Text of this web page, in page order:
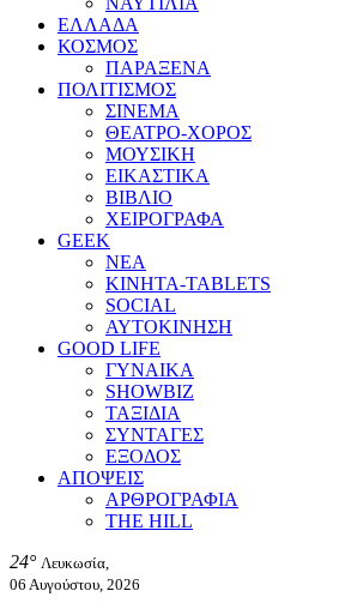
ΕΛΛΑΔΑ
ΚΟΣΜΟΣ
ΠΑΡΑΞΕΝΑ
ΠΟΛΙΤΙΣΜΟΣ
ΣΙΝΕΜΑ
ΘΕΑΤΡΟ-ΧΟΡΟΣ
ΜΟΥΣΙΚΗ
ΕΙΚΑΣΤΙΚΑ
ΒΙΒΛΙΟ
ΧΕΙΡΟΓΡΑΦΑ
GEEK
ΝΕΑ
ΚΙΝΗΤΑ-TABLETS
SOCIAL
ΑΥΤΟΚΙΝΗΣΗ
GOOD LIFE
ΓΥΝΑΙΚΑ
SHOWBIZ
ΤΑΞΙΔΙΑ
ΣΥΝΤΑΓΕΣ
ΕΞΟΔΟΣ
ΑΠΟΨΕΙΣ
ΑΡΘΡΟΓΡΑΦΙΑ
THE HILL
24° Λευκωσία,
06 Αυγούστου, 2026